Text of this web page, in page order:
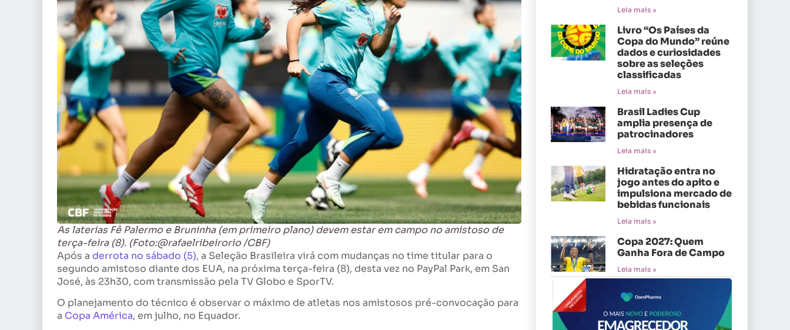
As laterias Fê Palermo e Bruninha (em primeiro plano) devem estar em campo no amistoso de
terça-feira (8). (Foto:@rafaelribeirorio /CBF)
Após a derrota no sábado (5), a Seleção Brasileira virá com mudanças no time titular para o
segundo amistoso diante dos EUA, na próxima terça-feira (8), desta vez no PayPal Park, em San
José, às 23h30, com transmissão pela TV Globo e SporTV.
O planejamento do técnico é observar o máximo de atletas nos amistosos pré-convocação para
a Copa América, em julho, no Equador.
Leia mais »
Livro “Os Países da
Copa do Mundo” reúne
dados e curiosidades
sobre as seleções
classificadas
Leia mais »
Brasil Ladies Cup
amplia presença de
patrocinadores
Leia mais »
Hidratação entra no
jogo antes do apito e
impulsiona mercado de
bebidas funcionais
Leia mais »
Copa 2027: Quem
Ganha Fora de Campo
Leia mais »